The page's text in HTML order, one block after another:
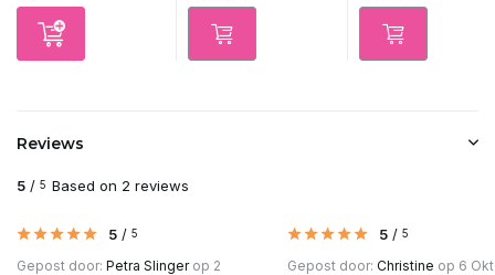
Reviews
5 / 5 Based on 2 reviews
5 / 5
Gepost door: Petra Slingerop 2
5 / 5
Gepost door: Christine op 6